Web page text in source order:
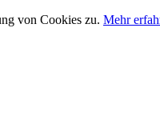
von Cookies zu. Mehr